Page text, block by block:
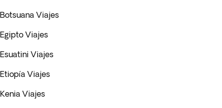
Botsuana Viajes
Egipto Viajes
Esuatini Viajes
Etiopía Viajes
Kenia Viajes